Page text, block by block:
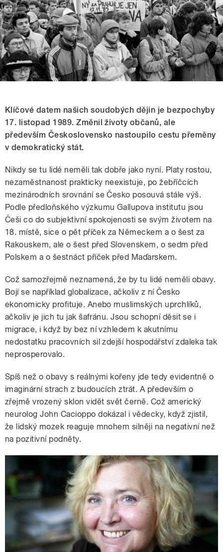
Klíčové datem našich soudobých dějin je bezpochyby
17. listopad 1989. Změnil životy občanů, ale
především Československo nastoupilo cestu přeměny
v demokratický stát.
Nikdy se tu lidé neměli tak dobře jako nyní. Platy rostou,
nezaměstnanost prakticky neexistuje, po žebříčcích
mezinárodních srovnání se Česko posouvá stále výš.
Podle předloňského výzkumu Gallupova institutu jsou
Češi co do subjektivní spokojenosti se svým životem na
18. místě, sice o pět příček za Německem a o šest za
Rakouskem, ale o šest před Slovenskem, o sedm před
Polskem a o šestnáct příček před Maďarskem.
Což samozřejmě neznamená, že by tu lidé neměli obavy.
Bojí se například globalizace, ačkoliv z ní Česko
ekonomicky profituje. Anebo muslimských uprchlíků,
ačkoliv je jich tu jak šafránu. Jsou schopní děsit se i
migrace, i když by bez ní vzhledem k akutnímu
nedostatku pracovních sil zdejší hospodářství zdaleka tak
neprosperovalo.
Spíš než o obavy s reálnými kořeny jde tedy evidentně o
imaginární strach z budoucích ztrát. A především o
zřejmě vrozený sklon vidět svět černě. Což americký
neurolog John Cacioppo dokázal i vědecky, když zjistil,
že lidský mozek reaguje mnohem silněji na negativní než
na pozitivní podněty.